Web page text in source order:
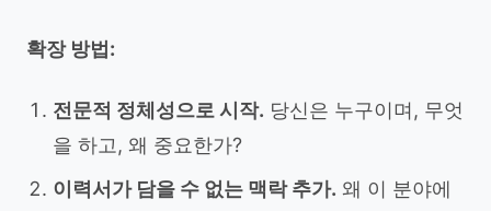
확장 방법:
전문적 정체성으로 시작. 당신은 누구이며, 무엇
을 하고, 왜 중요한가?
이력서가 담을 수 없는 맥락 추가. 왜 이 분야에